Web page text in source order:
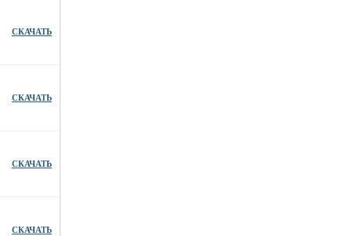
СКАЧАТЬ
СКАЧАТЬ
СКАЧАТЬ
СКАЧАТЬ